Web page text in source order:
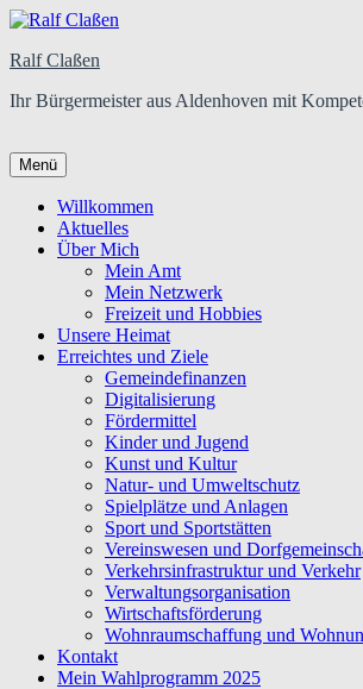
Ralf Claßen
Ihr Bürgermeister aus Aldenhoven mit
Menü
Primäres
Menü
Willkommen
Aktuelles
Über Mich
Mein Amt
Mein Netzwerk
Freizeit und Hobbies
Unsere Heimat
Erreichtes und Ziele
Gemeindefinanzen
Digitalisierung
Fördermittel
Kinder und Jugend
Kunst und Kultur
Natur- und Umweltschutz
Spielplätze und Anlagen
Sport und Sportstätten
Vereinswesen und
Verkehrsinfrastruktur und Verkehr
Verwaltungsorganisation
Wirtschaftsförderung
Wohnraumschaffung und
Kontakt
Mein Wahlprogramm 2025